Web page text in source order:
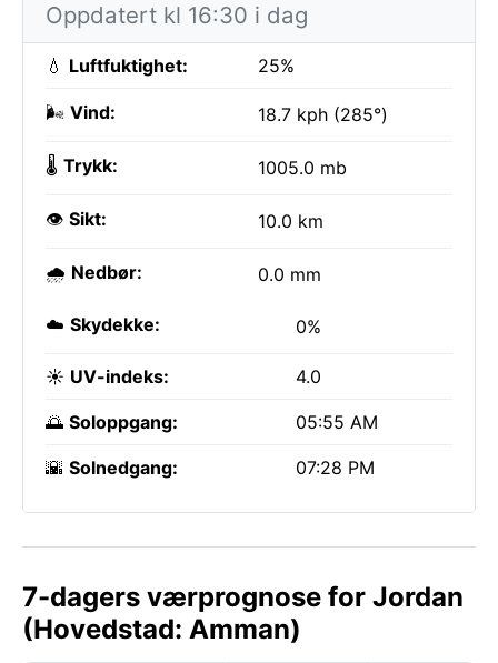
Oppdatert kl 16:30 i dag
💧 Luftfuktighet: 25%
🌬️ Vind: 18.7 kph (285°)
🌡️ Trykk: 1005.0 mb
👁️ Sikt: 10.0 km
🌧️ Nedbør: 0.0 mm
☁️ Skydekke: 0%
☀️ UV-indeks: 4.0
🌅 Soloppgang: 05:55 AM
🌇 Solnedgang: 07:28 PM
7-dagers værprognose for Jordan
(Hovedstad: Amman)